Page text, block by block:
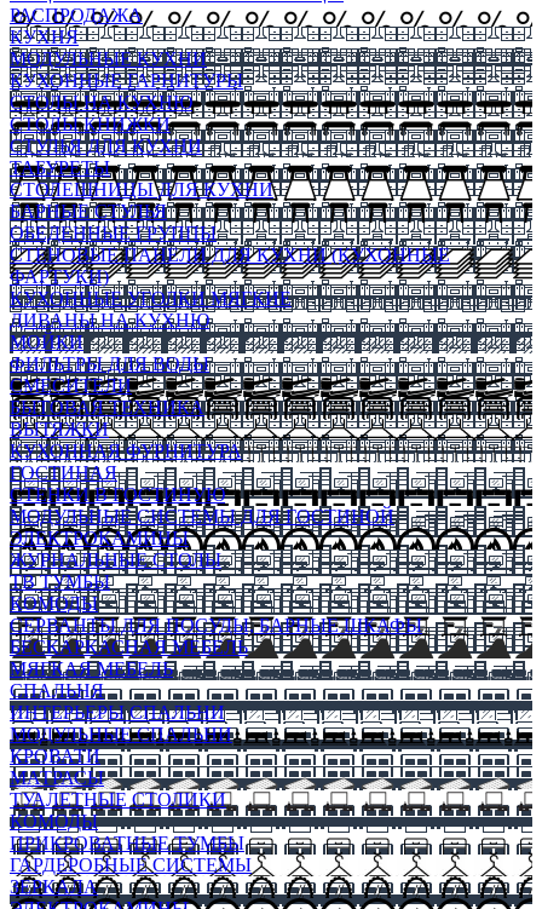
РАСПРОДАЖА
КУХНЯ
МОДУЛЬНЫЕ КУХНИ
КУХОННЫЕ ГАРНИТУРЫ
СТОЛЫ НА КУХНЮ
СТОЛЫ КНИЖКИ
СТУЛЬЯ ДЛЯ КУХНИ
ТАБУРЕТЫ
СТОЛЕШНИЦЫ ДЛЯ КУХНИ
БАРНЫЕ СТУЛЬЯ
ОБЕДЕННЫЕ ГРУППЫ
СТЕНОВЫЕ ПАНЕЛИ ДЛЯ КУХНИ (КУХОННЫЕ
ФАРТУКИ)
КУХОННЫЕ УГОЛКИ МЯГКИЕ
ДИВАНЫ НА КУХНЮ
МОЙКИ
ФИЛЬТРЫ ДЛЯ ВОДЫ
СМЕСИТЕЛИ
БЫТОВАЯ ТЕХНИКА
ВЫТЯЖКИ
КУХОННАЯ ФУРНИТУРА
ГОСТИНАЯ
СТЕНКИ В ГОСТИНУЮ
МОДУЛЬНЫЕ СИСТЕМЫ ДЛЯ ГОСТИНОЙ
ЭЛЕКТРОКАМИНЫ
ЖУРНАЛЬНЫЕ СТОЛЫ
ТВ ТУМБЫ
КОМОДЫ
СЕРВАНТЫ ДЛЯ ПОСУДЫ, БАРНЫЕ ШКАФЫ
БЕСКАРКАСНАЯ МЕБЕЛЬ
МЯГКАЯ МЕБЕЛЬ
СПАЛЬНЯ
ИНТЕРЬЕРЫ СПАЛЬНИ
МОДУЛЬНЫЕ СПАЛЬНИ
КРОВАТИ
МАТРАСЫ
ТУАЛЕТНЫЕ СТОЛИКИ
КОМОДЫ
ПРИКРОВАТНЫЕ ТУМБЫ
ГАРДЕРОБНЫЕ СИСТЕМЫ
ЗЕРКАЛА